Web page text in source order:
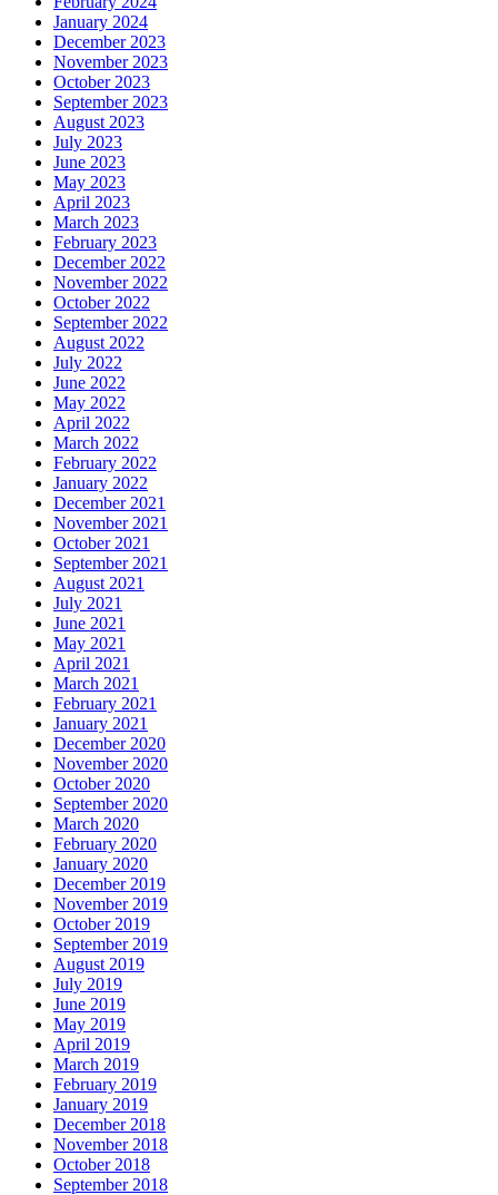
January 2024
December 2023
November 2023
October 2023
September 2023
August 2023
July 2023
June 2023
May 2023
April 2023
March 2023
February 2023
December 2022
November 2022
October 2022
September 2022
August 2022
July 2022
June 2022
May 2022
April 2022
March 2022
February 2022
January 2022
December 2021
November 2021
October 2021
September 2021
August 2021
July 2021
June 2021
May 2021
April 2021
March 2021
February 2021
January 2021
December 2020
November 2020
October 2020
September 2020
March 2020
February 2020
January 2020
December 2019
November 2019
October 2019
September 2019
August 2019
July 2019
June 2019
May 2019
April 2019
March 2019
February 2019
January 2019
December 2018
November 2018
October 2018
September 2018